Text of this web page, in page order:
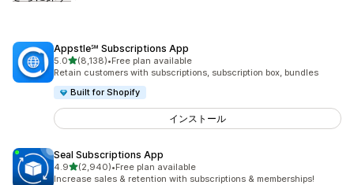
Appstle℠ Subscriptions App
5.05つ星中
(8,138)
合計レビュー数：8138件
•Free plan available
Retain customers with subscriptions, subscription box, bundles
Built for Shopify
インストール
Seal Subscriptions App
4.95つ星中
(2,940)
合計レビュー数：2940件
•Free plan available
Increase sales & retention with subscriptions & memberships!